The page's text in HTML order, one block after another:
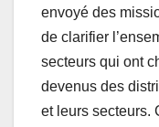
envoyé des
de clarifier
secteurs qui ont
devenus des
et leurs secteurs.